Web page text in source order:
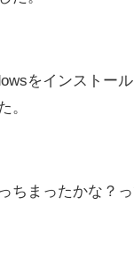
をインストー
。
ちまったかな？っ